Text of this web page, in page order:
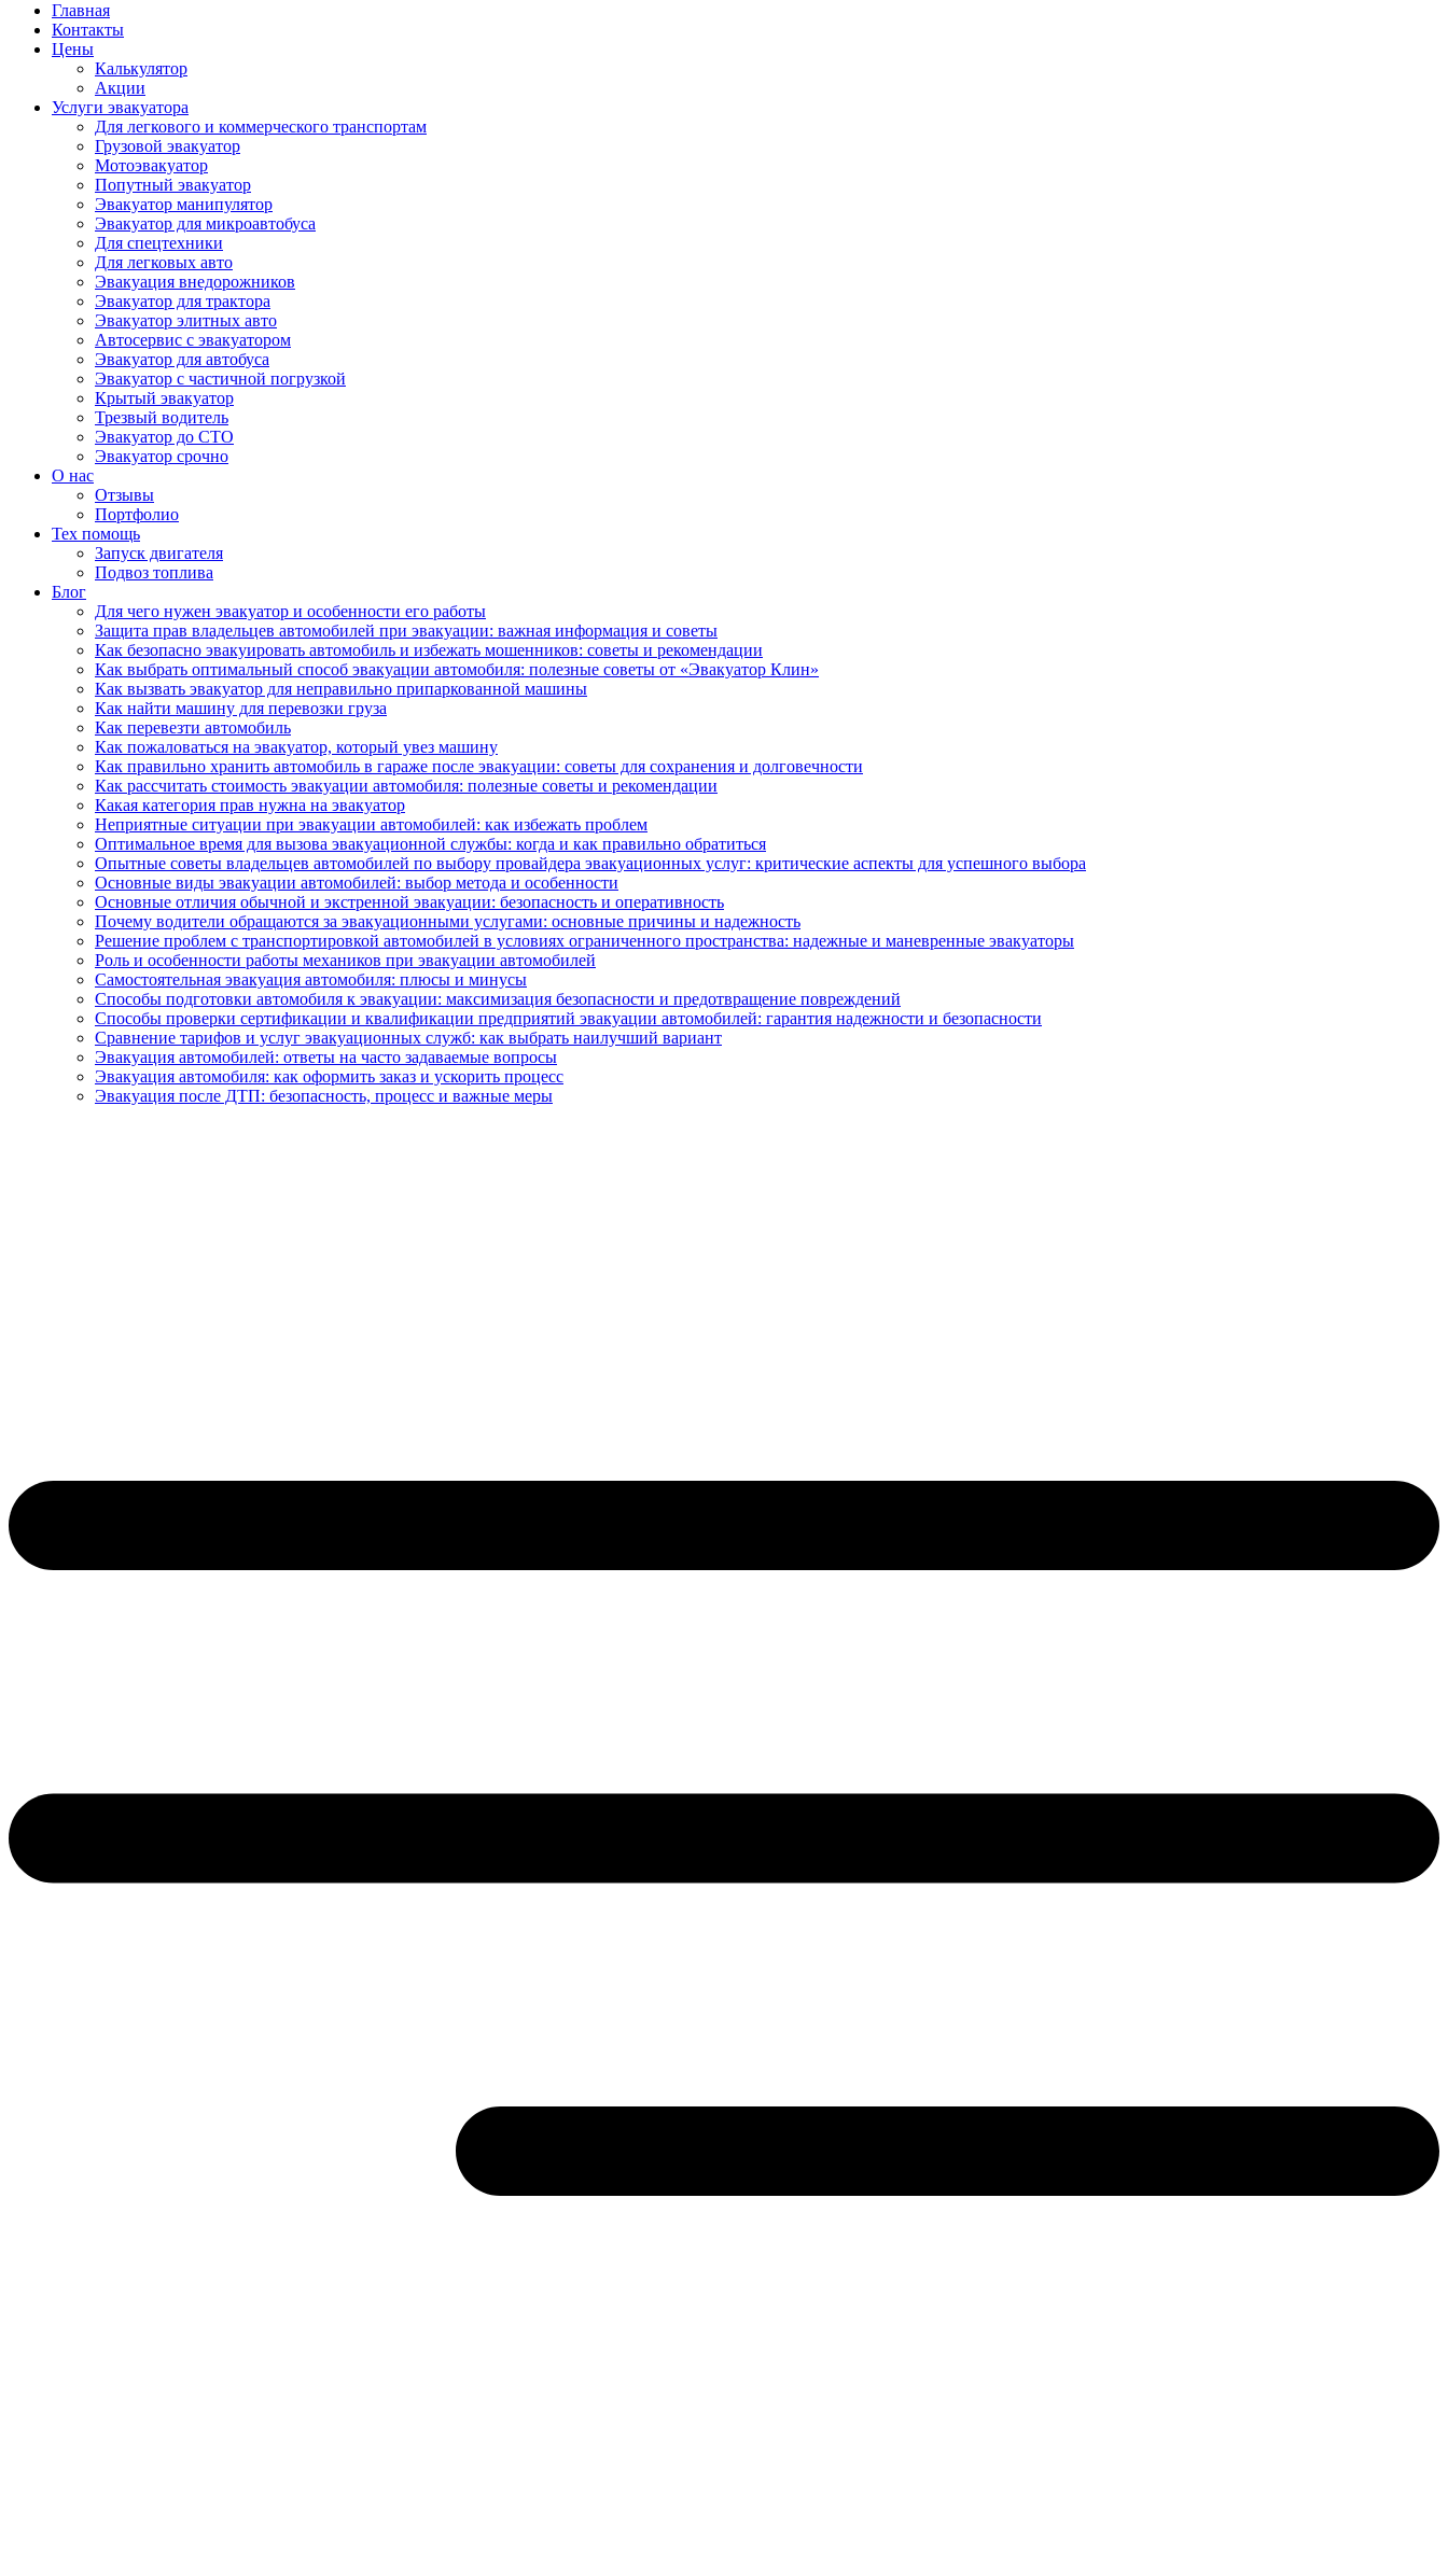
Главная
Контакты
Цены
Калькулятор
Акции
Услуги эвакуатора
Для легкового и коммерческого транспортам
Грузовой эвакуатор
Мотоэвакуатор
Попутный эвакуатор
Эвакуатор манипулятор
Эвакуатор для микроавтобуса
Для спецтехники
Для легковых авто
Эвакуация внедорожников
Эвакуатор для трактора
Эвакуатор элитных авто
Автосервис с эвакуатором
Эвакуатор для автобуса
Эвакуатор с частичной погрузкой
Крытый эвакуатор
Трезвый водитель
Эвакуатор до СТО
Эвакуатор срочно
О нас
Отзывы
Портфолио
Тех помощь
Запуск двигателя
Подвоз топлива
Блог
Для чего нужен эвакуатор и особенности его работы
Защита прав владельцев автомобилей при эвакуации: важная информация и советы
Как безопасно эвакуировать автомобиль и избежать мошенников: советы и рекомендации
Как выбрать оптимальный способ эвакуации автомобиля: полезные советы от «Эвакуатор Клин»
Как вызвать эвакуатор для неправильно припаркованной машины
Как найти машину для перевозки груза
Как перевезти автомобиль
Как пожаловаться на эвакуатор, который увез машину
Как правильно хранить автомобиль в гараже после эвакуации: советы для сохранения и долговечности
Как рассчитать стоимость эвакуации автомобиля: полезные советы и рекомендации
Какая категория прав нужна на эвакуатор
Неприятные ситуации при эвакуации автомобилей: как избежать проблем
Оптимальное время для вызова эвакуационной службы: когда и как правильно обратиться
Опытные советы владельцев автомобилей по выбору провайдера эвакуационных услуг: критические аспекты для успешного выбора
Основные виды эвакуации автомобилей: выбор метода и особенности
Основные отличия обычной и экстренной эвакуации: безопасность и оперативность
Почему водители обращаются за эвакуационными услугами: основные причины и надежность
Решение проблем с транспортировкой автомобилей в условиях ограниченного пространства: надежные и маневренные эвакуаторы
Роль и особенности работы механиков при эвакуации автомобилей
Самостоятельная эвакуация автомобиля: плюсы и минусы
Способы подготовки автомобиля к эвакуации: максимизация безопасности и предотвращение повреждений
Способы проверки сертификации и квалификации предприятий эвакуации автомобилей: гарантия надежности и безопасности
Сравнение тарифов и услуг эвакуационных служб: как выбрать наилучший вариант
Эвакуация автомобилей: ответы на часто задаваемые вопросы
Эвакуация автомобиля: как оформить заказ и ускорить процесс
Эвакуация после ДТП: безопасность, процесс и важные меры